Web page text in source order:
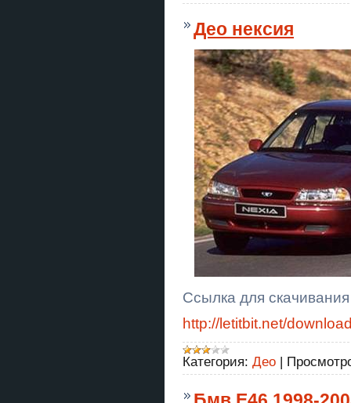
Део нексия
Ссылка для скачивания
http://letitbit.net/
Категория: Део